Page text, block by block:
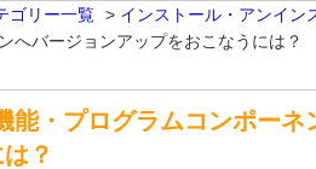
ゴリー一覧 > インストール・アンイン
へバージョンアップをおこなうには？
・プログラムコンポー
？